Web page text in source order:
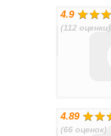
4.9
(112 оценки)
4.89
(66 оценок)